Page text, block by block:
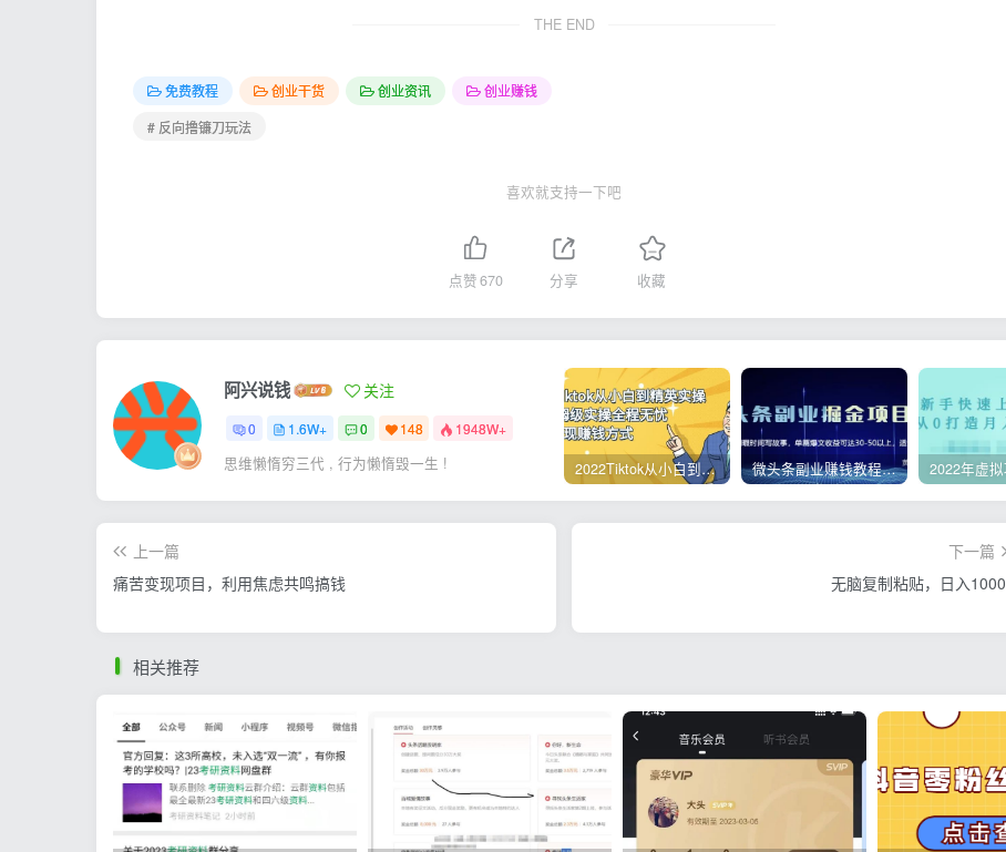
THE END
免费教程 创业干货 创业资讯
创业赚钱
# 反向撸镰刀玩法
喜欢就支持一下吧
点赞670 分享 收藏
阿兴说钱 关注
0 1.6W+ 0 148 1948W+
思维懒惰穷三代 , 行为懒惰毁一生 ! 2022Tiktok从小白到精英实操，0-1保姆级实操全程无忧，多种变现赚钱方式 微头条副业赚钱教程，项目单号单天做到50-100+收益
上一篇
痛苦变现项目，利用焦虑共鸣搞钱
下一篇
无脑复制粘贴，日入
相关推荐